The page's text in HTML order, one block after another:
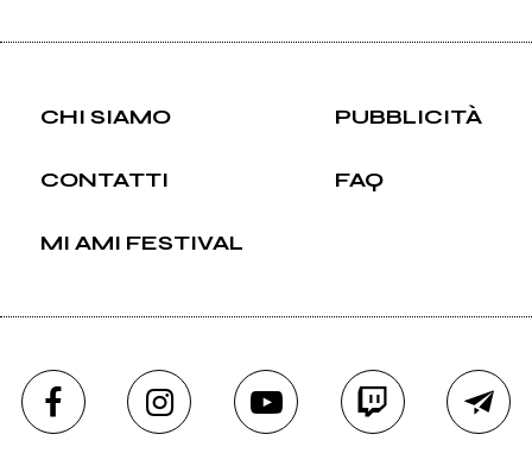
CHI SIAMO PUBBLICITÀ
CONTATTI FAQ
MI AMI FESTIVAL